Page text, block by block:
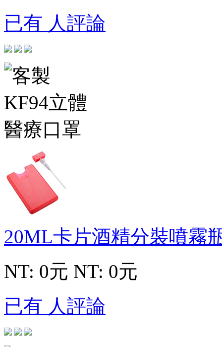
已有 人評論
20ML卡片酒精分裝噴霧
NT: 0元 NT: 0元
已有 人評論